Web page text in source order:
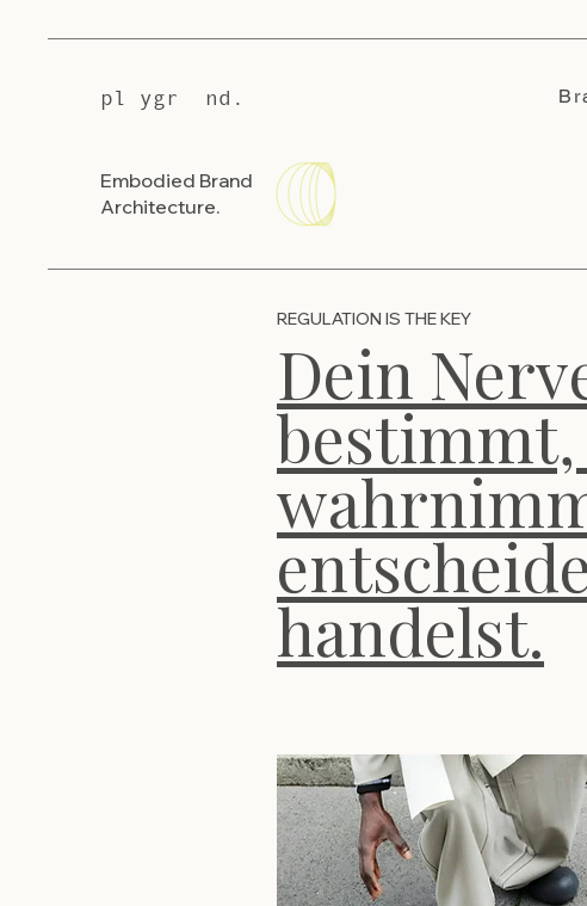
pl ygr nd.
Embodied Brand
Architecture.
REGULATION IS THE KEY
Dein
handelst.